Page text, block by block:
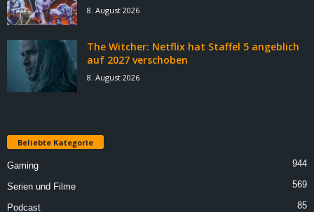
8. August 2026
The Witcher: Netflix hat Staffel 5 angeblich
auf 2027 verschoben
8. August 2026
Beliebte Kategorie
Gaming 944
Serien und Filme 569
Podcast 85